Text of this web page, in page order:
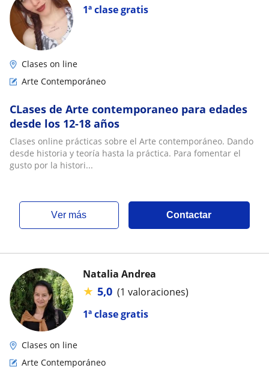
1ª clase gratis
Clases on line
Arte Contemporáneo
CLases de Arte contemporaneo para edades
desde los 12-18 años
Clases online prácticas sobre el Arte contemporáneo. Dando
desde historia y teoría hasta la práctica. Para fomentar el
gusto por la histori...
ver más Contactar
1ª clase gratis
Natalia Andrea
★ 5,0 (1 valoraciones)
Clases on line
Arte Contemporáneo